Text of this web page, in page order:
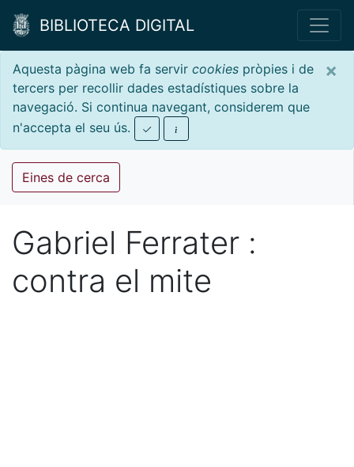
BIBLIOTECA DIGITAL
×
Aquesta pàgina web fa servir cookies pròpies i de
tercers per recollir dades estadístiques sobre la
navegació. Si continua navegant, considerem que
n'accepta el seu ús.
Eines de cerca
Gabriel Ferrater :
contra el mite